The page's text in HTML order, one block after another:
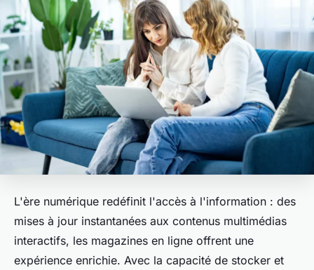
L'ère numérique redéfinit l'accès à l'information : des
mises à jour instantanées aux contenus multimédias
interactifs, les magazines en ligne offrent une
expérience enrichie. Avec la capacité de stocker et